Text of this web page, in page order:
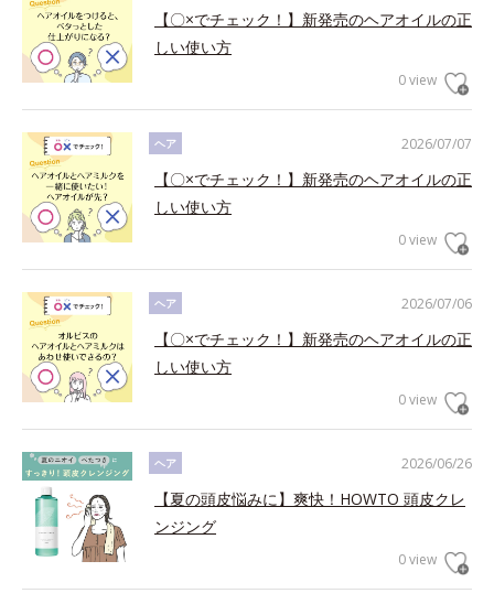
【〇×でチェック！】新発売のヘアオイルの正
しい使い方
0 view
2026/07/07
ヘア
【〇×でチェック！】新発売のヘアオイルの正
しい使い方
0 view
2026/07/06
ヘア
【〇×でチェック！】新発売のヘアオイルの正
しい使い方
0 view
2026/06/26
ヘア
【夏の頭皮悩みに】爽快！HOWTO 頭皮クレ
ンジング
0 view